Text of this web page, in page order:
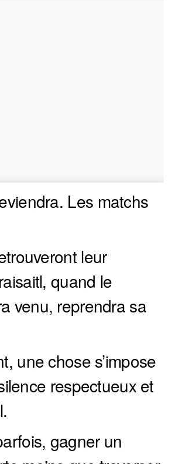
Les matchs
leur
quand le
venu, reprendra sa
une chose s’impose
respectueux et
gagner un